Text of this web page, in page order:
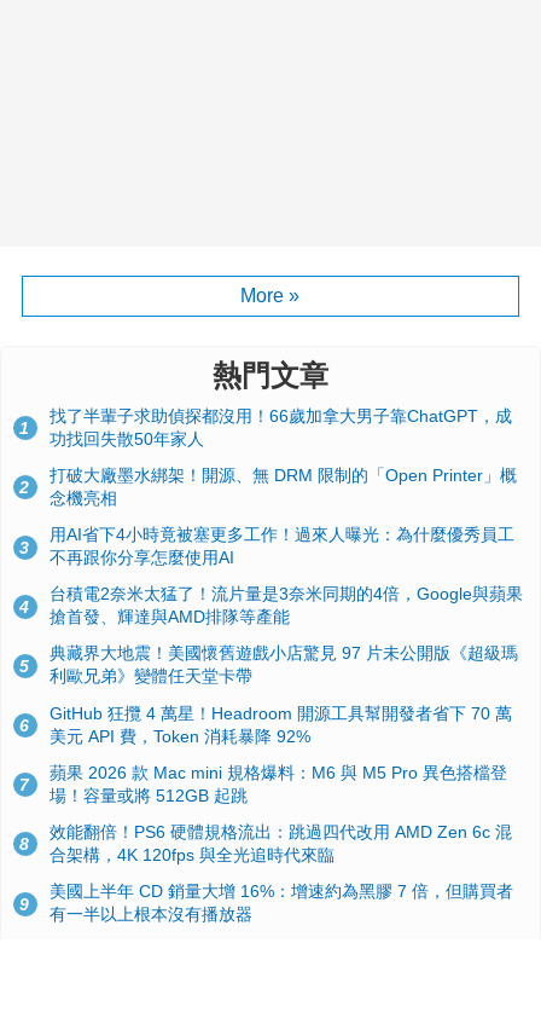
More »
熱門文章
1
找了半輩子求助偵探都沒用！66歲加拿大男子靠ChatGPT，成
功找回失散50年家人
2
打破大廠墨水綁架！開源、無 DRM 限制的「Open Printer」概
念機亮相
3
用AI省下4小時竟被塞更多工作！過來人曝光：為什麼優秀員工
不再跟你分享怎麼使用AI
4
台積電2奈米太猛了！流片量是3奈米同期的4倍，Google與蘋果
搶首發、輝達與AMD排隊等產能
5
典藏界大地震！美國懷舊遊戲小店驚見 97 片未公開版《超級瑪
利歐兄弟》變體任天堂卡帶
6
GitHub 狂攬 4 萬星！Headroom 開源工具幫開發者省下 70 萬
美元 API 費，Token 消耗暴降 92%
7
蘋果 2026 款 Mac mini 規格爆料：M6 與 M5 Pro 異色搭檔登
場！容量或將 512GB 起跳
8
效能翻倍！PS6 硬體規格流出：跳過四代改用 AMD Zen 6c 混
合架構，4K 120fps 與全光追時代來臨
9
美國上半年 CD 銷量大增 16%：增速約為黑膠 7 倍，但購買者
有一半以上根本沒有播放器